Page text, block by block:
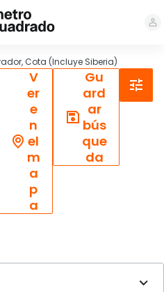
Cota (Incluye Siberia)
V
er
e
n
el
m
a
p
a
Gu
ard
ar
bús
que
da